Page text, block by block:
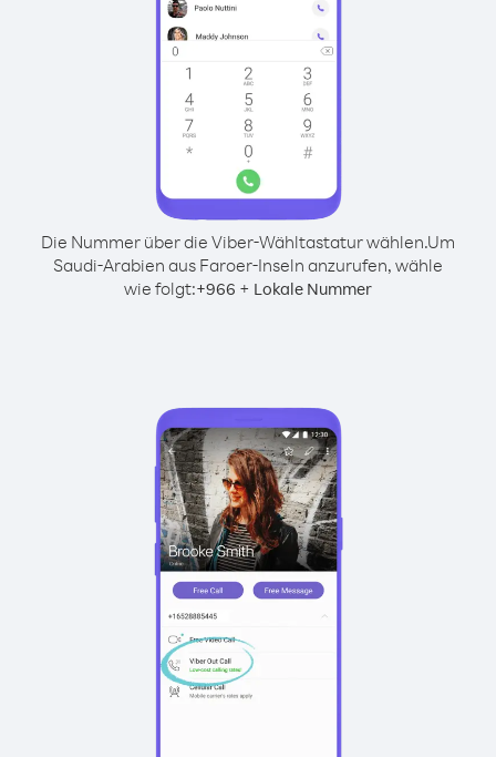
Die Nummer über die Viber-Wähltastatur wählen.Um
Saudi-Arabien aus Faroer-Inseln anzurufen, wähle
wie folgt:+966 + Lokale Nummer